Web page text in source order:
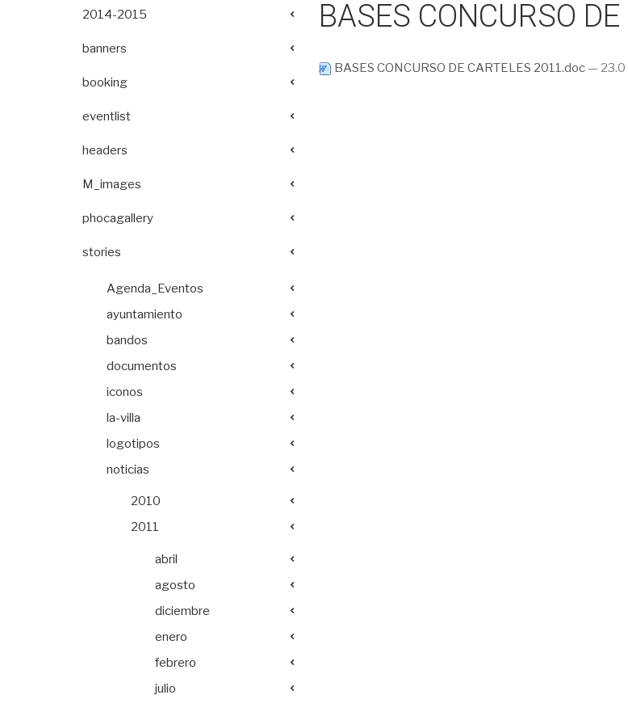
BASES CONCURSO
BASES CONCURSO DE CARTELES 2011.doc— 23.0
2014-2015
banners
booking
eventlist
headers
M_images
phocagallery
stories
Agenda_Eventos
ayuntamiento
bandos
documentos
iconos
la-villa
logotipos
noticias
2010
2011
abril
agosto
diciembre
enero
febrero
julio